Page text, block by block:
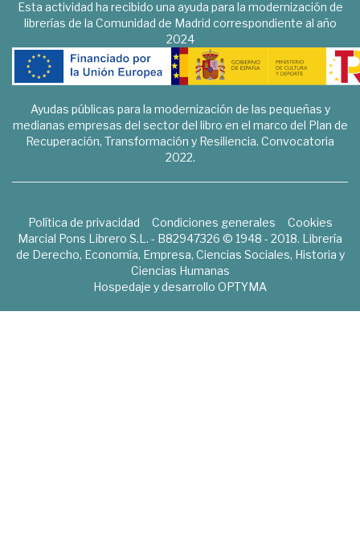
Esta actividad ha recibido una ayuda para la modernización de
librerías de la Comunidad de Madrid correspondiente al año
2024
Ayudas públicas para la modernización de las pequeñas y
medianas empresas del sector del libro en el marco del Plan de
Recuperación, Transformación y Resiliencia. Convocatoria
2022.
Política de privacidad Condiciones generales
Cookies
Marcial Pons Librero S.L. - B82947326 © 1948 - 2018. Librería
de Derecho, Economía, Empresa, Ciencias Sociales, Historia y
Ciencias Humanas
Hospedaje y desarrollo OPTYMA